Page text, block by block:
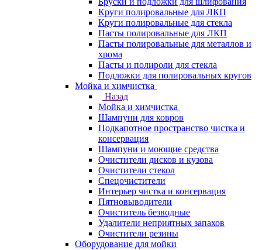
Круги полировальные для ЛКП
Круги полировальные для стекла
Пасты полировальные для ЛКП
Пасты полировальные для металлов и
хрома
Пасты и полироли для стекла
Подложки для полировальных кругов
Мойка и химчистка
Назад
Мойка и химчистка
Шампуни для ковров
Подкапотное пространство чистка и
консервация
Шампуни и моющие средства
Очистители дисков и кузова
Очистители стекол
Спецочистители
Интерьер чистка и консервация
Пятновыводители
Очиститель безводные
Удалители неприятных запахов
Очистители резины
Оборудование для мойки